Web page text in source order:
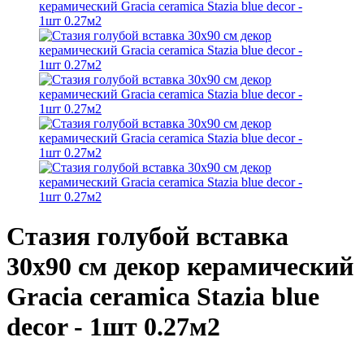
Стазия голубой вставка
30х90 см декор керамический
Gracia ceramica Stazia blue
decor - 1шт 0.27м2